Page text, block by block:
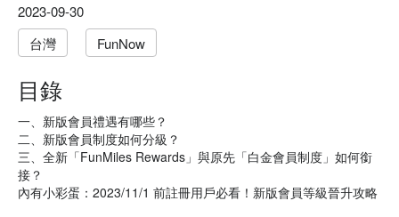
2023-09-30
台灣
FunNow
目錄
一、新版會員禮遇有哪些？
二、新版會員制度如何分級？
三、 全新「FunMiles Rewards」與原先「白金會員制度」如何銜
接？
內有小彩蛋：2023/11/1 前註冊用戶必看！新版會員等級晉升攻略